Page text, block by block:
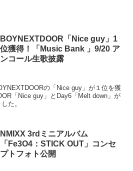
BOYNEXTDOOR「Nice guy」1
位獲得！「Music Bank 」9/20 ア
ンコール生歌披露
の「Nice guy」が１位を獲
「Nice guy」とDay6「Melt down」が
た。
NMIXX 3rdミニアルバム
「Fe3O4：STICK OUT」コンセ
プトフォト公開